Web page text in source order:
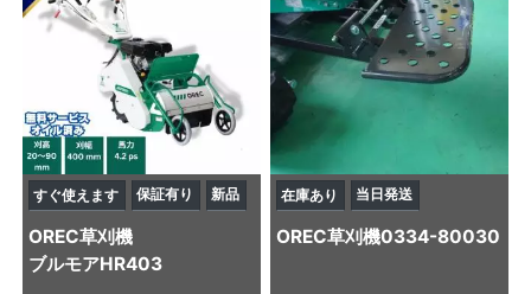
すぐ使えます 保証有り 新品
OREC草刈機
ブルモアHR403
在庫あり 当日発送
OREC草刈機0334-80030